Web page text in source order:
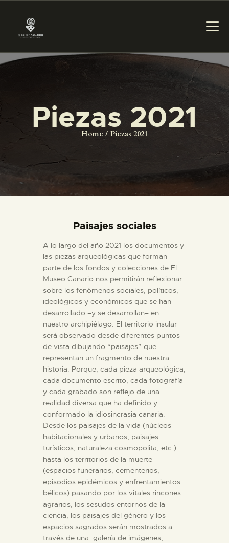
Piezas 2021
Home Piezas 2021
PREPARAR LA VISITA
ACTIVIDADES
█
EL MUSEO
ESPAÑOL
PREPARAR LA VISITA
ACTIVIDADES
█
EL MUSEO
COLECCIONES
DIDÁCTICA
ESPAÑOL
Paisajes sociales
A lo largo del año 2021 los documentos y
las piezas arqueológicas que forman
parte de los fondos y colecciones de El
Museo Canario nos permitirán reflexionar
sobre los fenómenos sociales, políticos,
ideológicos y económicos que se han
desarrollado –y se desarrollan– en
nuestro archipiélago. El territorio insular
será observado desde diferentes puntos
de vista dibujando “paisajes” que
representan un fragmento de nuestra
historia. Porque, cada pieza arqueológica,
cada documento escrito, cada fotografía
y cada grabado son reflejo de una
realidad diversa que ha definido y
conformado la idiosincrasia canaria.
Desde los paisajes de la vida (núcleos
habitacionales y urbanos, paisajes
turísticos, naturaleza cosmopolita, etc.)
hasta los territorios de la muerte
(espacios funerarios, cementerios,
episodios epidémicos y enfrentamientos
bélicos) pasando por los vitales rincones
agrarios, los sesudos entornos de la
ciencia, los paisajes del género y los
espacios sagrados serán mostrados a
través de una galería de imágenes,